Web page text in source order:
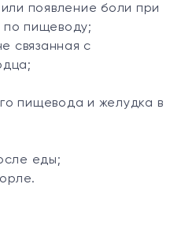
появление боли при
пищеводу;
связанная с
пищевода и желудка в
еды;